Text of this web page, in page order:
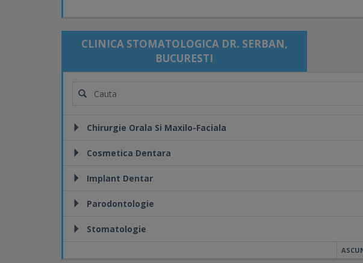
CLINICA STOMATOLOGICA DR. SERBAN,
BUCURESTI
Chirurgie Orala Si Maxilo-Faciala
Cosmetica Dentara
Implant Dentar
Parodontologie
Stomatologie